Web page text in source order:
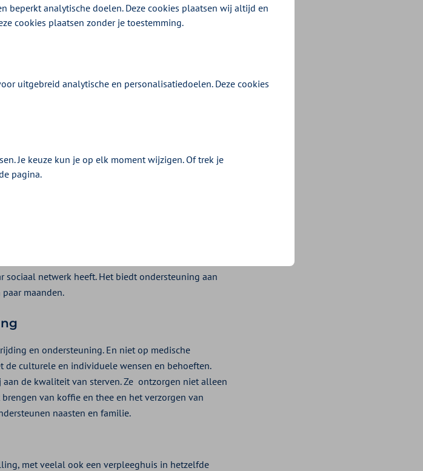
omgeving
sociaal netwerk heeft. Het biedt ondersteuning aan
maanden.
en ondersteuning. En niet op medische
de culturele en individuele wensen en behoeften.
de kwaliteit van sterven. Ze ontzorgen niet alleen
van koffie en thee en het verzorgen van
naasten en familie.
met veelal ook een verpleeghuis in hetzelfde
analytische doelen. Deze cookies plaatsen wij altijd en
cookies plaatsen zonder je toestemming.
uitgebreid analytische en personalisatiedoelen. Deze cookies
Je keuze kun je op elk moment wijzigen. Of trek je
pagina.